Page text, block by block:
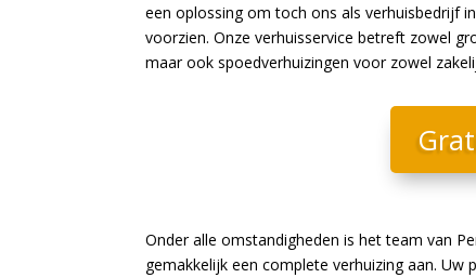
een oplossing om toch ons als verhuisbedrijf
voorzien. Onze verhuisservice betreft zowel
maar ook spoedverhuizingen voor zowel
Onder alle omstandigheden is het team van
gemakkelijk een complete verhuizing aan.